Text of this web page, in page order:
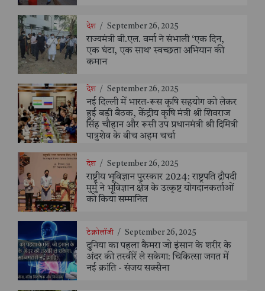
देश / September 26, 2025
राज्यमंत्री बी.एल. वर्मा ने संभाली ‘एक दिन,
एक घंटा, एक साथ’ स्वच्छता अभियान की
कमान
देश / September 26, 2025
नई दिल्ली में भारत-रूस कृषि सहयोग को लेकर
हुई बड़ी बैठक, केंद्रीय कृषि मंत्री श्री शिवराज
सिंह चौहान और रूसी उप प्रधानमंत्री श्री दिमित्री
पात्रुशेव के बीच अहम चर्चा
देश / September 26, 2025
राष्ट्रीय भूविज्ञान पुरस्कार 2024: राष्ट्रपति द्रौपदी
मुर्मु ने भूविज्ञान क्षेत्र के उत्कृष्ट योगदानकर्ताओं
को किया सम्मानित
टेक्नोलॉजी / September 26, 2025
दुनिया का पहला कैमरा जो इंसान के शरीर के
अंदर की तस्वीरें ले सकेगा: चिकित्सा जगत में
नई क्रांति - संजय सक्सैना